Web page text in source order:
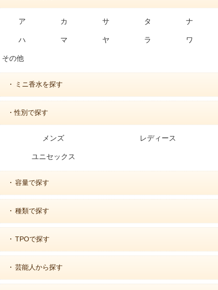
ア カ サ タ ナ
ハ マ ヤ ラ ワ
その他
・ ミニ香水を探す
・性別で探す
メンズ レディース
ユニセックス
・ 容量で探す
・ 種類で探す
・ TPOで探す
・ 芸能人から探す